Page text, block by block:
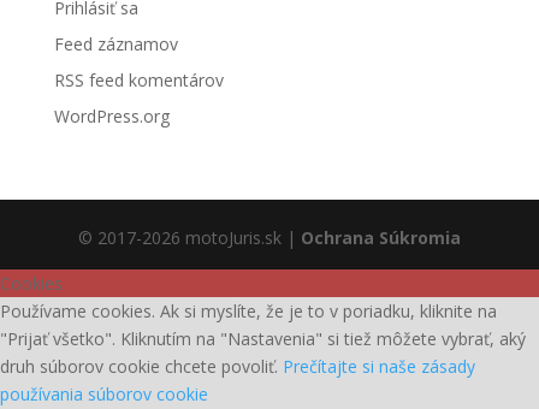
Prihlásiť sa
Feed záznamov
RSS feed komentárov
WordPress.org
© 2017-2026 motoJuris.sk | Ochrana Súkromia
Cookies
Používame cookies. Ak si myslíte, že je to v poriadku, kliknite na
"Prijať všetko". Kliknutím na "Nastavenia" si tiež môžete vybrať, aký
druh súborov cookie chcete povoliť. Prečítajte si naše zásady
používania súborov cookie